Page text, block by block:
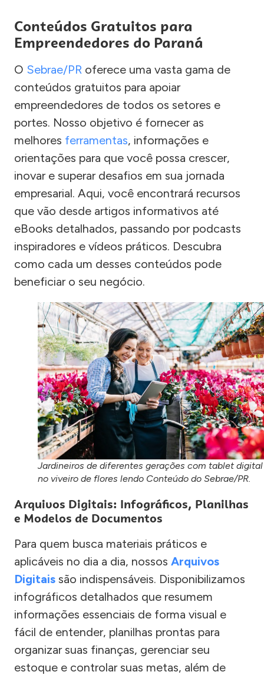
Conteúdos Gratuitos para
Empreendedores do Paraná
O Sebrae/PR oferece uma vasta gama de
conteúdos gratuitos para apoiar
empreendedores de todos os setores e
portes. Nosso objetivo é fornecer as
melhores ferramentas, informações e
orientações para que você possa crescer,
inovar e superar desafios em sua jornada
empresarial. Aqui, você encontrará recursos
que vão desde artigos informativos até
eBooks detalhados, passando por podcasts
inspiradores e vídeos práticos. Descubra
como cada um desses conteúdos pode
beneficiar o seu negócio.
Jardineiros de diferentes gerações com tablet digital
no viveiro de flores lendo Conteúdo do Sebrae/PR.
Arquivos Digitais: Infográficos, Planilhas
e Modelos de Documentos
Para quem busca materiais práticos e
aplicáveis no dia a dia, nossos Arquivos
Digitais são indispensáveis. Disponibilizamos
infográficos detalhados que resumem
informações essenciais de forma visual e
fácil de entender, planilhas prontas para
organizar suas finanças, gerenciar seu
estoque e controlar suas metas, além de